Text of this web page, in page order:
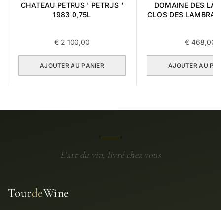
CHATEAU PETRUS ' PETRUS '
1983 0,75L
€ 2 100,00
AJOUTER AU PANIER
DOMAINE DES
CLOS DES
€ 468,00
AJOUTER AU
L'art du vin, livré chez vous
TourdeWine